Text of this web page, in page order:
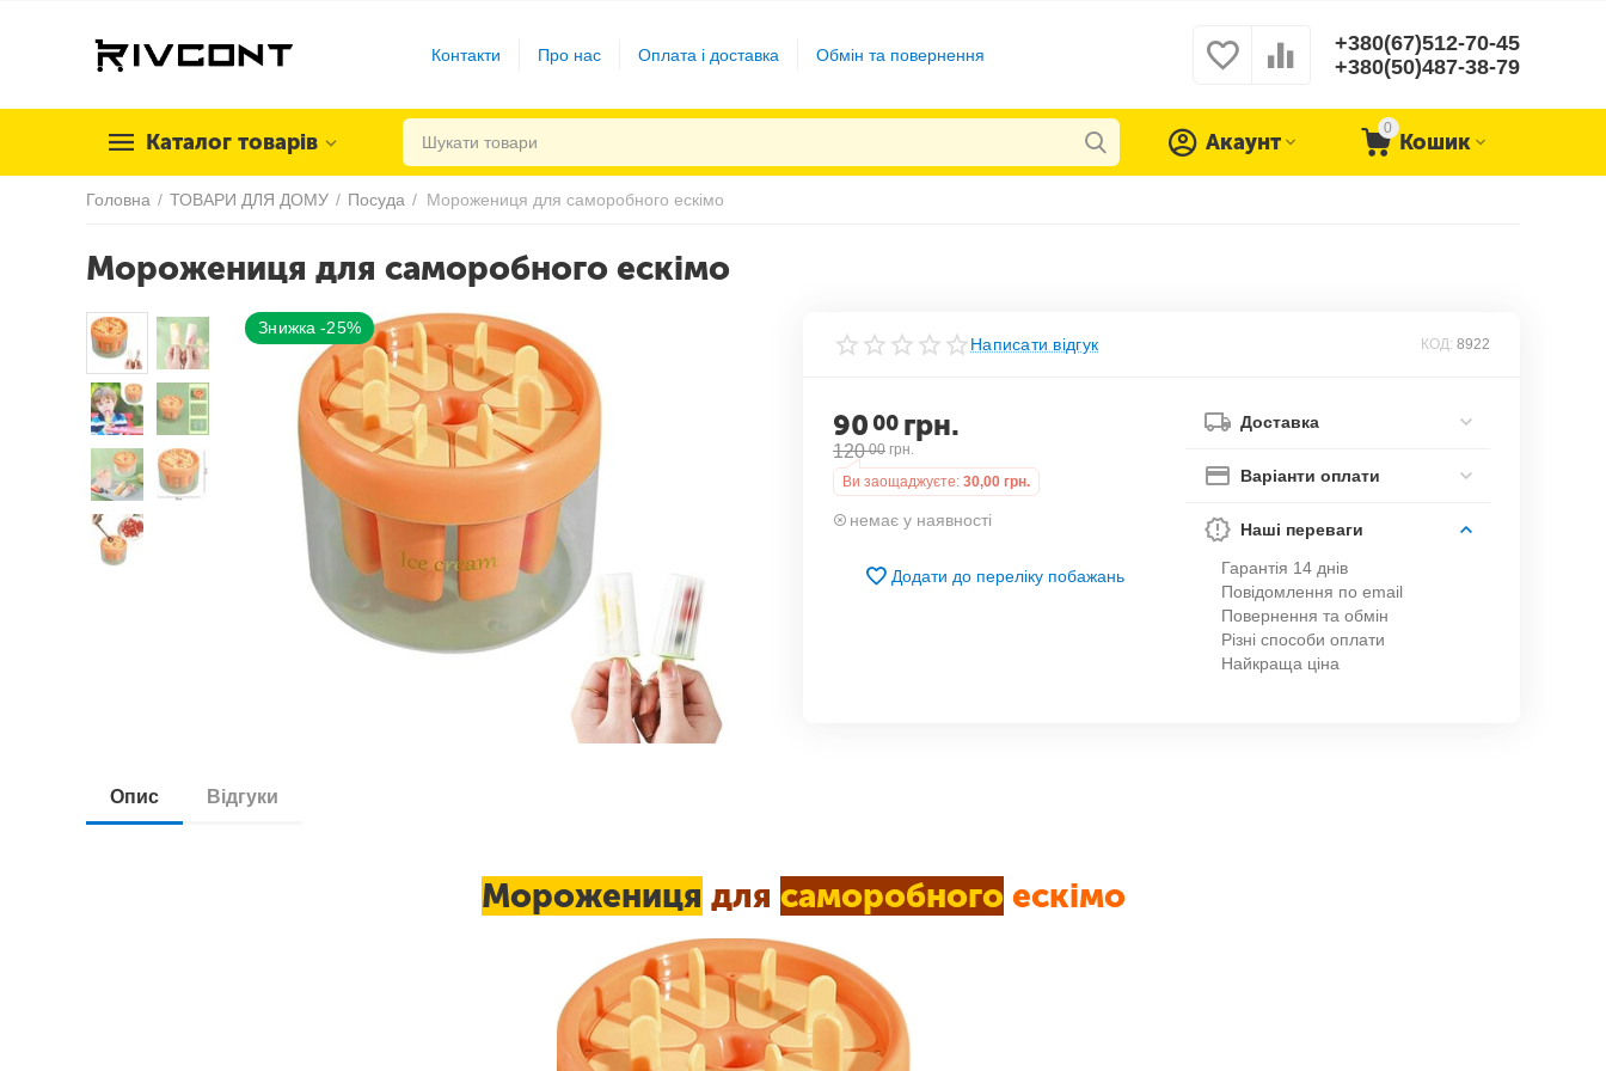
Контакти Про нас Оплата і доставка Обмін та повернення
+380(67)512-70-45
+380(50)487-38-79
Каталог товарів
0
Кошик
Акаунт
Головна / ТОВАРИ ДЛЯ ДОМУ / Посуда / Морожениця для саморобного ескімо
Морожениця для саморобного ескімо
Знижка -25%
Написати відгук КОД: 8922
90 00 грн.
120 00 грн.
Ви заощаджуєте: 30,00 грн.
немає у наявності
Додати до переліку побажань
Доставка
Варіанти оплати
Наші переваги
Гарантія 14 днів
Повідомлення по email
Повернення та обмін
Різні способи оплати
Найкраща ціна
Опис Відгуки
Морожениця для саморобного ескімо